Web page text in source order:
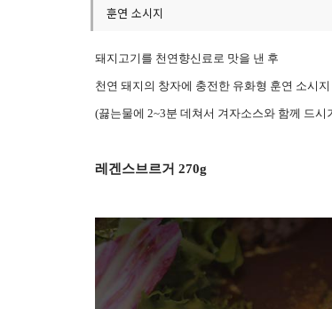
훈연 소시지
돼지고기를 천연향신료로 맛을 낸 후
천연 돼지의 창자에 충전한 유화형 훈연 소시지
(끓는물에2~3분 데쳐서 겨자소스와 함께 드
레겐스브르거270g